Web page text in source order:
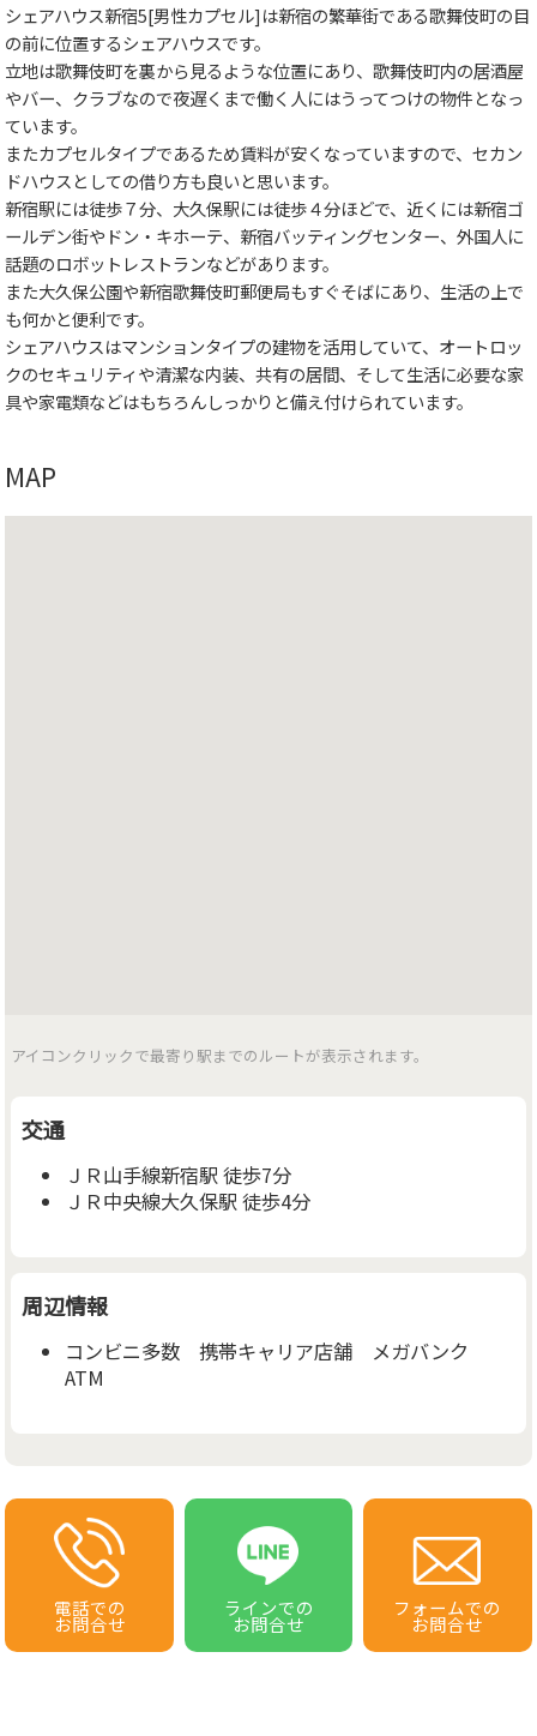
シェアハウス新宿5[男性カプセル]は新宿の繁華街である歌舞伎町の目
の前に位置するシェアハウスです。
立地は歌舞伎町を裏から見るような位置にあり、歌舞伎町内の居酒屋
やバー、クラブなので夜遅くまで働く人にはうってつけの物件となっ
ています。
またカプセルタイプであるため賃料が安くなっていますので、セカン
ドハウスとしての借り方も良いと思います。
新宿駅には徒歩７分、大久保駅には徒歩４分ほどで、近くには新宿ゴ
ールデン街やドン・キホーテ、新宿バッティングセンター、外国人に
話題のロボットレストランなどがあります。
また大久保公園や新宿歌舞伎町郵便局もすぐそばにあり、生活の上で
も何かと便利です。
シェアハウスはマンションタイプの建物を活用していて、オートロッ
クのセキュリティや清潔な内装、共有の居間、そして生活に必要な家
具や家電類などはもちろんしっかりと備え付けられています。
MAP
アイコンクリックで最寄り駅までのルートが表示されます。
交通
ＪＲ山手線新宿駅 徒歩7分
ＪＲ中央線大久保駅 徒歩4分
周辺情報
コンビニ多数 携帯キャリア店舗 メガバンク
ATM
電話での
お問合せ
ラインでの
お問合せ
フォームでの
お問合せ